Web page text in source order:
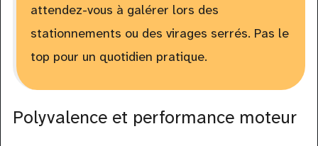
attendez-vous à galérer lors des
stationnements ou des virages serrés. Pas le
top pour un quotidien pratique.
Polyvalence et performance moteur